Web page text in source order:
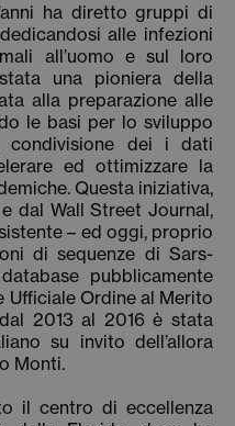
ha diretto gruppi di
alle infezioni
all’uomo e sul loro
una pioniera della
alla preparazione alle
le basi per lo sviluppo
dei i dati
ed ottimizzare la
Questa iniziativa,
dal Wall Street Journal,
– ed oggi, proprio
di sequenze di Sars-
pubblicamente
Ufficiale Ordine al Merito
2013 al 2016 è stata
su invito dell’allora
Monti.
il centro di eccellenza